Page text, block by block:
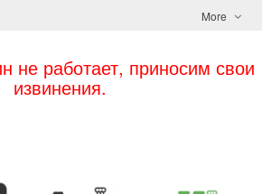
More
не работает, приносим свои
извинения.